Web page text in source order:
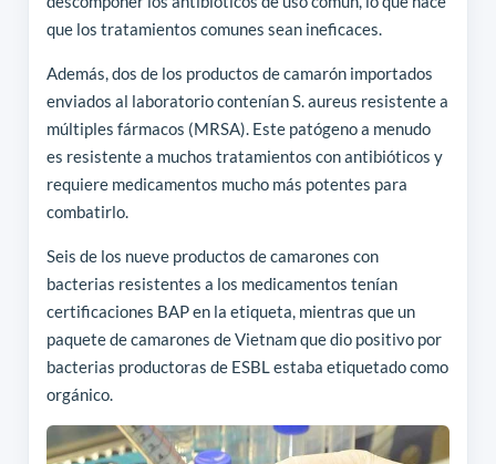
que los tratamientos comunes sean ineficaces.
Además, dos de los productos de camarón importados
enviados al laboratorio contenían S. aureus resistente a
múltiples fármacos (MRSA). Este patógeno a menudo
es resistente a muchos tratamientos con antibióticos y
requiere medicamentos mucho más potentes para
combatirlo.
Seis de los nueve productos de camarones con
bacterias resistentes a los medicamentos tenían
certificaciones BAP en la etiqueta, mientras que un
paquete de camarones de Vietnam que dio positivo por
bacterias productoras de ESBL estaba etiquetado como
orgánico.